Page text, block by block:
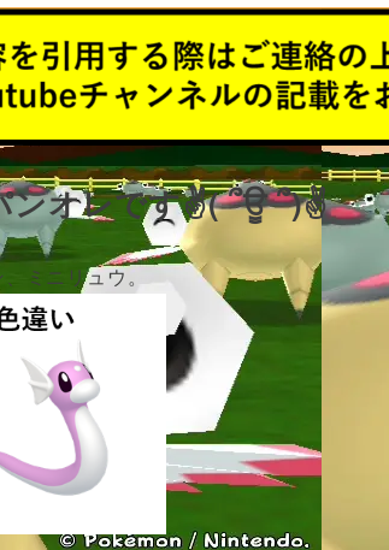
ンオレです✌( ՞ਊ ՞)✌
ミニリュウ。